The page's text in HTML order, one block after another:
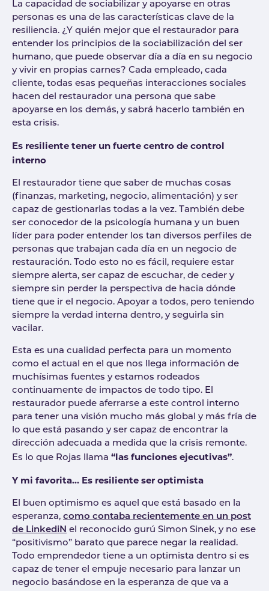
La capacidad de sociabilizar y apoyarse en otras
personas es una de las características clave de la
resiliencia. ¿Y quién mejor que el restaurador para
entender los principios de la sociabilización del ser
humano, que puede observar día a día en su negocio
y vivir en propias carnes? Cada empleado, cada
cliente, todas esas pequeñas interacciones sociales
hacen del restaurador una persona que sabe
apoyarse en los demás, y sabrá hacerlo también en
esta crisis.
Es resiliente tener un fuerte centro de control
interno
El restaurador tiene que saber de muchas cosas
(finanzas, marketing, negocio, alimentación) y ser
capaz de gestionarlas todas a la vez. También debe
ser conocedor de la psicología humana y un buen
líder para poder entender los tan diversos perfiles de
personas que trabajan cada día en un negocio de
restauración. Todo esto no es fácil, requiere estar
siempre alerta, ser capaz de escuchar, de ceder y
siempre sin perder la perspectiva de hacia dónde
tiene que ir el negocio. Apoyar a todos, pero teniendo
siempre la verdad interna dentro, y seguirla sin
vacilar.
Esta es una cualidad perfecta para un momento
como el actual en el que nos llega información de
muchísimas fuentes y estamos rodeados
continuamente de impactos de todo tipo. El
restaurador puede aferrarse a este control interno
para tener una visión mucho más global y más fría de
lo que está pasando y ser capaz de encontrar la
dirección adecuada a medida que la crisis remonte.
Es lo que Rojas llama “las funciones ejecutivas”.
Y mi favorita… Es resiliente ser optimista
El buen optimismo es aquel que está basado en la
esperanza, como contaba recientemente en un post
de LinkediN el reconocido gurú Simon Sinek, y no ese
“positivismo” barato que parece negar la realidad.
Todo emprendedor tiene a un optimista dentro si es
capaz de tener el empuje necesario para lanzar un
negocio basándose en la esperanza de que va a